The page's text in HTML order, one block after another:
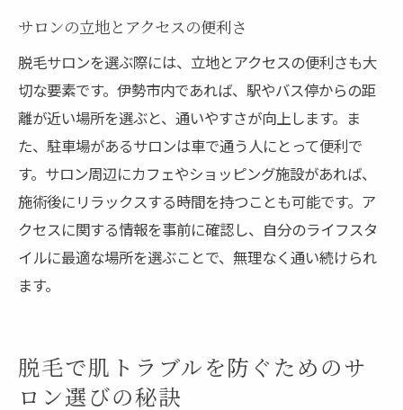
サロンの立地とアクセスの便利さ
脱毛サロンを選ぶ際には、立地とアクセスの便利さも大
切な要素です。伊勢市内であれば、駅やバス停からの距
離が近い場所を選ぶと、通いやすさが向上します。ま
た、駐車場があるサロンは車で通う人にとって便利で
す。サロン周辺にカフェやショッピング施設があれば、
施術後にリラックスする時間を持つことも可能です。ア
クセスに関する情報を事前に確認し、自分のライフスタ
イルに最適な場所を選ぶことで、無理なく通い続けられ
ます。
脱毛で肌トラブルを防ぐためのサ
ロン選びの秘訣